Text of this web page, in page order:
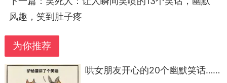
有人问程序员你们最大的浪漫是什么？程序员
bug修好，像给世界系上一只蝴蝶结旁边的同事笑
出声，连键盘都跟着鼓掌。那是属于理工男的诗
意，幽默里藏着温柔，让人心里开出花来。
风趣，笑到肚子疼
为你推荐
哄女朋友开心的20个幽默笑话……